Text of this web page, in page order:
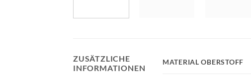
ZUSÄTZLICHE
INFORMATIONEN
MATERIAL OBERSTOFF